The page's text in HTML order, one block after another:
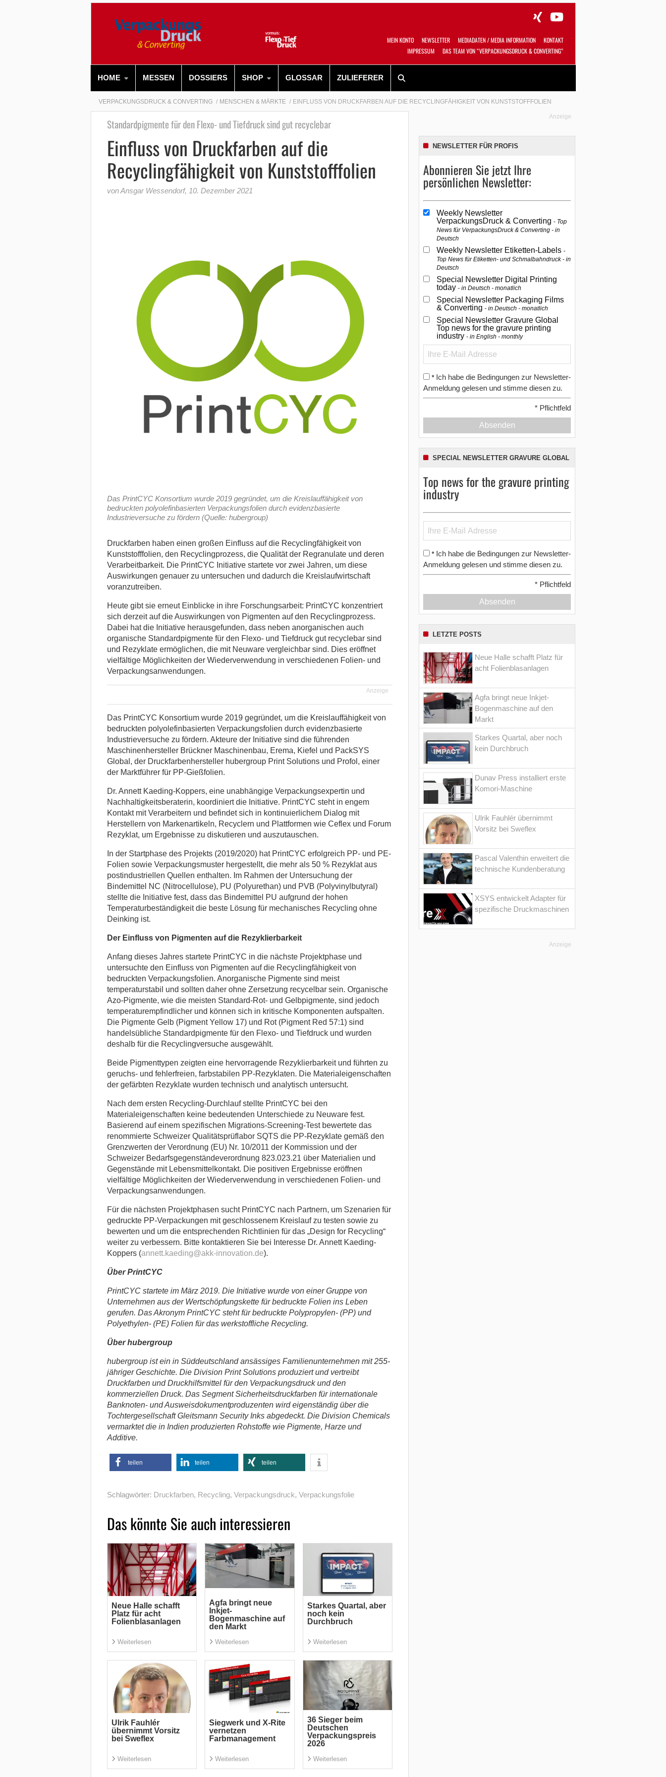
MEIN KONTO NEWSLETTER MEDIADATEN / MEDIA INFORMATION
KONTAKT
IMPRESSUM
DAS TEAM VON “VERPACKUNGSDRUCK & CONVERTING”
HOME MESSEN DOSSIERS SHOP GLOSSAR ZULIEFERER
VERPACKUNGSDRUCK & CONVERTING MENSCHEN & MÄRKTE EINFLUSS VON DRUCKFARBEN AUF DIE RECYCLINGFÄHIGKEIT VON KUNSTSTOFFFOLIEN
Standardpigmente für den Flexo- und Tiefdruck sind gut recyclebar
Einfluss von Druckfarben auf die
Recyclingfähigkeit von Kunststofffolien
von Ansgar Wessendorf, 10. Dezember 2021
Das PrintCYC Konsortium wurde 2019 gegründet, um die Kreislauffähigkeit von
bedruckten polyolefinbasierten Verpackungsfolien durch evidenzbasierte
Industrieversuche zu fördern (Quelle: hubergroup)
Druckfarben haben einen großen Einfluss auf die Recyclingfähigkeit von
Kunststofffolien, den Recyclingprozess, die Qualität der Regranulate und deren
Verarbeitbarkeit. Die PrintCYC Initiative startete vor zwei Jahren, um diese
Auswirkungen genauer zu untersuchen und dadurch die Kreislaufwirtschaft
voranzutreiben.
Heute gibt sie erneut Einblicke in ihre Forschungsarbeit: PrintCYC konzentriert
sich derzeit auf die Auswirkungen von Pigmenten auf den Recyclingprozess.
Dabei hat die Initiative herausgefunden, dass neben anorganischen auch
organische Standardpigmente für den Flexo- und Tiefdruck gut recyclebar sind
und Rezyklate ermöglichen, die mit Neuware vergleichbar sind. Dies eröffnet
vielfältige Möglichkeiten der Wiederverwendung in verschiedenen Folien- und
Verpackungsanwendungen.
Anzeige
Das PrintCYC Konsortium wurde 2019 gegründet, um die Kreislauffähigkeit von
bedruckten polyolefinbasierten Verpackungsfolien durch evidenzbasierte
Industrieversuche zu fördern. Akteure der Initiative sind die führenden
Maschinenhersteller Brückner Maschinenbau, Erema, Kiefel und PackSYS
Global, der Druckfarbenhersteller hubergroup Print Solutions und Profol, einer
der Marktführer für PP-Gießfolien.
Dr. Annett Kaeding-Koppers, eine unabhängige Verpackungsexpertin und
Nachhaltigkeitsberaterin, koordiniert die Initiative. PrintCYC steht in engem
Kontakt mit Verarbeitern und befindet sich in kontinuierlichem Dialog mit
Herstellern von Markenartikeln, Recyclern und Plattformen wie Ceflex und Forum
Rezyklat, um Ergebnisse zu diskutieren und auszutauschen.
In der Startphase des Projekts (2019/2020) hat PrintCYC erfolgreich PP- und PE-
Folien sowie Verpackungsmuster hergestellt, die mehr als 50 % Rezyklat aus
postindustriellen Quellen enthalten. Im Rahmen der Untersuchung der
Bindemittel NC (Nitrocellulose), PU (Polyurethan) und PVB (Polyvinylbutyral)
stellte die Initiative fest, dass das Bindemittel PU aufgrund der hohen
Temperaturbeständigkeit die beste Lösung für mechanisches Recycling ohne
Deinking ist.
Der Einfluss von Pigmenten auf die Rezyklierbarkeit
Anfang dieses Jahres startete PrintCYC in die nächste Projektphase und
untersuchte den Einfluss von Pigmenten auf die Recyclingfähigkeit von
bedruckten Verpackungsfolien. Anorganische Pigmente sind meist
temperaturstabil und sollten daher ohne Zersetzung recycelbar sein. Organische
Azo-Pigmente, wie die meisten Standard-Rot- und Gelbpigmente, sind jedoch
temperaturempfindlicher und können sich in kritische Komponenten aufspalten.
Die Pigmente Gelb (Pigment Yellow 17) und Rot (Pigment Red 57:1) sind
handelsübliche Standardpigmente für den Flexo- und Tiefdruck und wurden
deshalb für die Recyclingversuche ausgewählt.
Beide Pigmenttypen zeigten eine hervorragende Rezyklierbarkeit und führten zu
geruchs- und fehlerfreien, farbstabilen PP-Rezyklaten. Die Materialeigenschaften
der gefärbten Rezyklate wurden technisch und analytisch untersucht.
Nach dem ersten Recycling-Durchlauf stellte PrintCYC bei den
Materialeigenschaften keine bedeutenden Unterschiede zu Neuware fest.
Basierend auf einem spezifischen Migrations-Screening-Test bewertete das
renommierte Schweizer Qualitätsprüflabor SQTS die PP-Rezyklate gemäß den
Grenzwerten der Verordnung (EU) Nr. 10/2011 der Kommission und der
Schweizer Bedarfsgegenständeverordnung 823.023.21 über Materialien und
Gegenstände mit Lebensmittelkontakt. Die positiven Ergebnisse eröffnen
vielfältige Möglichkeiten der Wiederverwendung in verschiedenen Folien- und
Verpackungsanwendungen.
Für die nächsten Projektphasen sucht PrintCYC nach Partnern, um Szenarien für
gedruckte PP-Verpackungen mit geschlossenem Kreislauf zu testen sowie zu
bewerten und um die entsprechenden Richtlinien für das „Design for Recycling“
weiter zu verbessern. Bitte kontaktieren Sie bei Interesse Dr. Annett Kaeding-
Koppers (annett.kaeding@akk-innovation.de).
Über PrintCYC
PrintCYC startete im März 2019. Die Initiative wurde von einer Gruppe von
Unternehmen aus der Wertschöpfungskette für bedruckte Folien ins Leben
gerufen. Das Akronym PrintCYC steht für bedruckte Polypropylen- (PP) und
Polyethylen- (PE) Folien für das werkstoffliche Recycling.
Über hubergroup
hubergroup ist ein in Süddeutschland ansässiges Familienunternehmen mit 255-
jähriger Geschichte. Die Division Print Solutions produziert und vertreibt
Druckfarben und Druckhilfsmittel für den Verpackungsdruck und den
kommerziellen Druck. Das Segment Sicherheitsdruckfarben für internationale
Banknoten- und Ausweisdokumentproduzenten wird eigenständig über die
Tochtergesellschaft Gleitsmann Security Inks abgedeckt. Die Division Chemicals
vermarktet die in Indien produzierten Rohstoffe wie Pigmente, Harze und
Additive.
teilen teilen teilen
Schlagwörter: Druckfarben, Recycling, Verpackungsdruck, Verpackungsfolie
Das könnte Sie auch interessieren
Neue Halle schafft
Platz für acht
Folienblasanlagen
Weiterlesen
Agfa bringt neue
Inkjet-
Bogenmaschine auf
den Markt
Weiterlesen
Starkes Quartal, aber
noch kein
Durchbruch
Weiterlesen
Ulrik Fauhlér
übernimmt Vorsitz
bei Sweflex
Weiterlesen
Siegwerk und X-Rite
vernetzen
Farbmanagement
Weiterlesen
36 Sieger beim
Deutschen
Verpackungspreis
2026
Weiterlesen
Anzeige
NEWSLETTER FÜR PROFIS
Abonnieren Sie jetzt Ihre
persönlichen Newsletter:
Weekly Newsletter
VerpackungsDruck & Converting Top
News für VerpackungsDruck & Converting - in
Deutsch
Weekly Newsletter Etiketten-Labels
Top News für Etiketten- und Schmalbahndruck - in
Deutsch
Special Newsletter Digital Printing
today in Deutsch - monatlich
Special Newsletter Packaging Films
& Converting in Deutsch - monatlich
Special Newsletter Gravure Global
Top news for the gravure printing
industry in English - monthly
* Ich habe die Bedingungen zur Newsletter-
Anmeldung gelesen und stimme diesen zu.
* Pflichtfeld
Absenden
SPECIAL NEWSLETTER GRAVURE GLOBAL
Top news for the gravure printing
industry
* Ich habe die Bedingungen zur Newsletter-
Anmeldung gelesen und stimme diesen zu.
* Pflichtfeld
Absenden
LETZTE POSTS
Neue Halle schafft Platz für
acht Folienblasanlagen
Agfa bringt neue Inkjet-
Bogenmaschine auf den
Markt
Starkes Quartal, aber noch
kein Durchbruch
Dunav Press installiert erste
Komori-Maschine
Ulrik Fauhlér übernimmt
Vorsitz bei Sweflex
Pascal Valenthin erweitert die
technische Kundenberatung
XSYS entwickelt Adapter für
spezifische Druckmaschinen
Anzeige